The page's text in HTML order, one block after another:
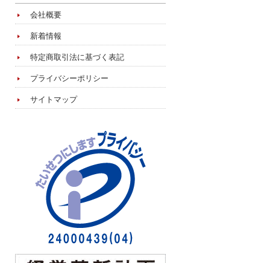
会社概要
新着情報
特定商取引法に基づく表記
プライバシーポリシー
サイトマップ